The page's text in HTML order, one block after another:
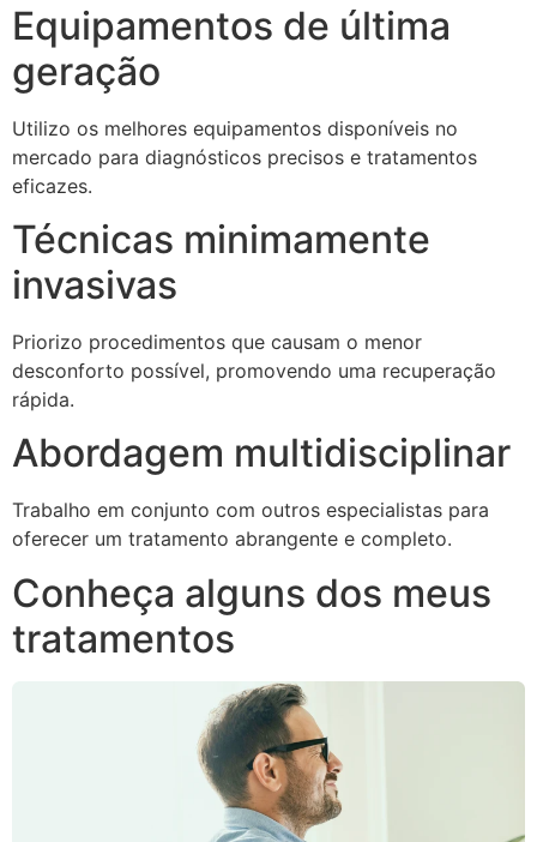
Equipamentos de última
geração
Utilizo os melhores equipamentos disponíveis no
mercado para diagnósticos precisos e tratamentos
eficazes.
Técnicas minimamente
invasivas
Priorizo procedimentos que causam o menor
desconforto possível, promovendo uma recuperação
rápida.
Abordagem multidisciplinar
Trabalho em conjunto com outros especialistas para
oferecer um tratamento abrangente e completo.
Conheça alguns dos meus
tratamentos